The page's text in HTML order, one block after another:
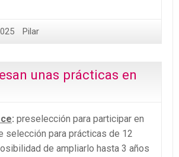
Pilar
unas prácticas en
: preselección para participar en
selección para prácticas de 12
de ampliarlo hasta 3 años